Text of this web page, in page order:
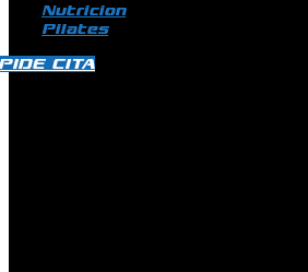
Nutricion
Pilates
CITA